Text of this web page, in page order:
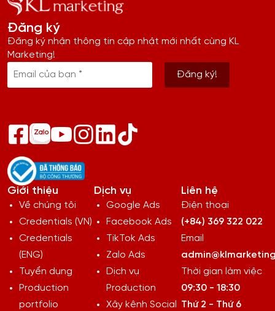
Đăng ký
Đăng ký nhận thông tin cập nhật mới nhất cùng KL
Marketing!
Giới thiệu
Về chúng tôi
Credentials (VN)
Credentials
(ENG)
Tuyển dụng
Production
portfolio
Dịch vụ
Google Ads
Facebook Ads
TikTok Ads
Zalo Ads
Dịch vụ
Production
Xây kênh Social
Liên hệ
Điện thoại
(+84) 369 322 022
Email
Thời gian làm việc
09:30 - 18:30
Thứ 2 - Thứ 6